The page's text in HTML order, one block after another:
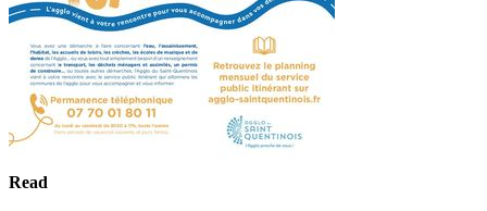
Read